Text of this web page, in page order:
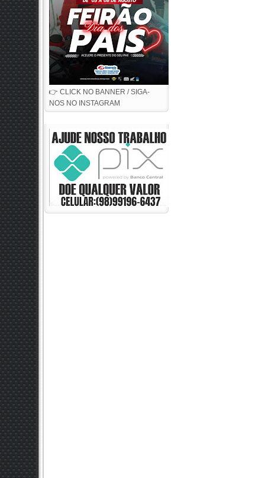
👉 CLICK NO BANNER / SIGA-
NOS NO INSTAGRAM